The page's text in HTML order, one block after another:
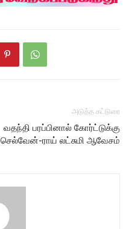
அடுத்த கட்டுரை
வதந்தி பரப்பினால் கோர்ட்டுக்கு
செல்வேன்-ராய் லட்சுமி ஆவேசம்